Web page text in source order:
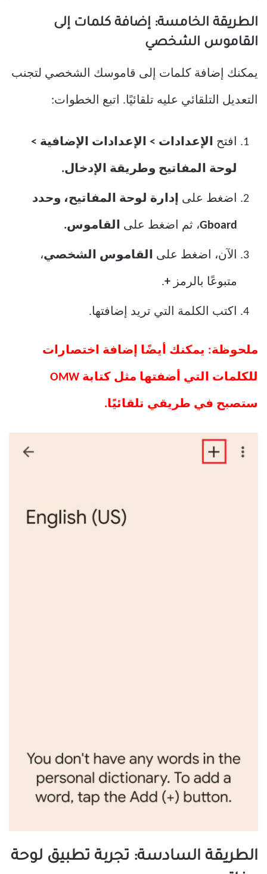
الطريقة الخامسة: إضافة كلمات إلى
القاموس الشخصي
يمكنك إضافة كلمات إلى قاموسك الشخصي لتجنب
التعديل التلقائي عليه تلقائيًا. اتبع الخطوات:
افتح الإعدادات > الإعدادات الإضافية >
لوحة المفاتيح وطريقة الإدخال.
اضغط على إدارة لوحة المفاتيح، وحدد
Gboard، ثم اضغط على القاموس.
الآن، اضغط على القاموس الشخصي،
متبوعًا بالرمز +
.
اكتب الكلمة التي تريد إضافتها.
ملحوظة: يمكنك أيضًا إضافة اختصارات
للكلمات التي أضفتها مثل كتابة OMW
ستصبح في طريقي تلقائيًا.
الطريقة السادسة: تجربة تطبيق لوحة